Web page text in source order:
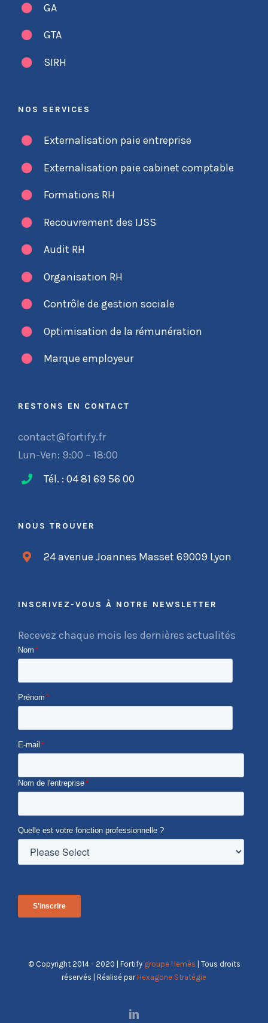
GA
GTA
SIRH
NOS SERVICES
Externalisation paie entreprise
Externalisation paie cabinet comptable
Formations RH
Recouvrement des IJSS
Audit RH
Organisation RH
Contrôle de gestion sociale
Optimisation de la rémunération
Marque employeur
RESTONS EN CONTACT
contact@fortify.fr
Lun-Ven: 9:00 – 18:00
Tél. : 04 81 69 56 00
NOUS TROUVER
24 avenue Joannes Masset 69009 Lyon
INSCRIVEZ-VOUS À NOTRE NEWSLETTER
Recevez chaque mois les dernières actualités
Nom *
Prénom *
E-mail *
Nom de l'entreprise*
Quelle est votre fonction professionnelle ?
© Copyright 2014 - 2020 | Fortify groupe Hemès | Tous droits
réservés | Réalisé par Hexagone Stratégie
LinkedIn